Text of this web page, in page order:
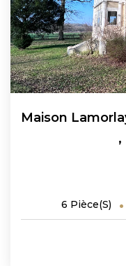
,
6 Pièce(s)